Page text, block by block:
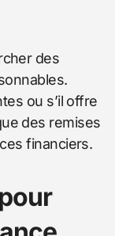
des
ou s’il offre
des remises
financiers.